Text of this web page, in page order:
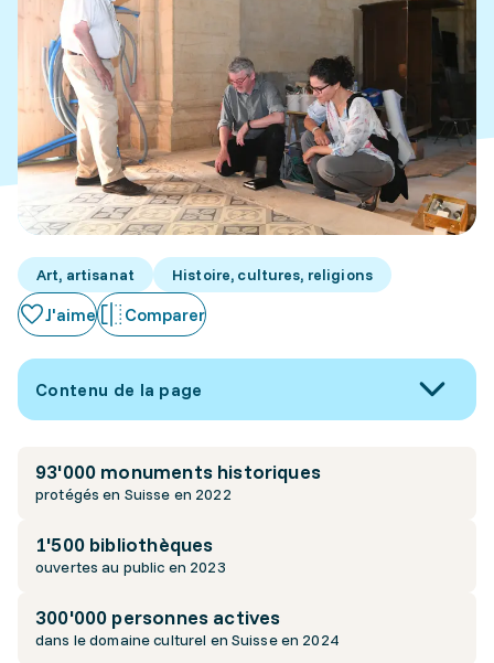
Art, artisanat Histoire, cultures, religions
J'aime Comparer
Contenu de la page
93'000 monuments historiques
protégés en Suisse en 2022
1'500 bibliothèques
ouvertes au public en 2023
300'000 personnes actives
dans le domaine culturel en Suisse en 2024